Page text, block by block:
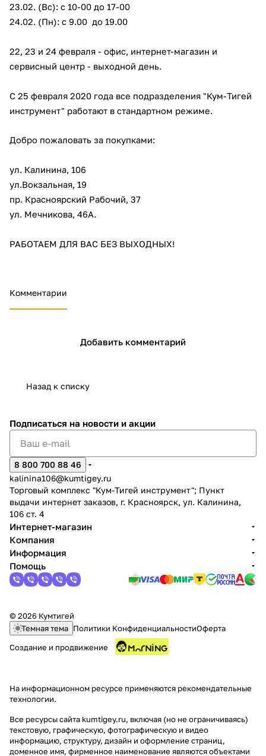
23.02. (Вс): с 10-00 до 17-00
24.02. (Пн): с 9.00 до 19.00
22, 23 и 24 февраля - офис, интернет-магазин и
сервисный центр - выходной день.
С 25 февраля 2020 года все подразделения "Кум-Тигей
инструмент" работают в стандартном режиме.
Добро пожаловать за покупками:
ул. Калинина, 106
ул.Вокзальная, 19
пр. Красноярский Рабочий, 37
ул. Мечникова, 46А.
РАБОТАЕМ ДЛЯ ВАС БЕЗ ВЫХОДНЫХ!
Комментарии
Добавить комментарий
Назад к списку
Подписаться на новости и акции
8 800 700 88 46
kalinina106@kumtigey.ru
Торговый комплекс "Кум-Тигей инструмент"; Пункт
выдачи интернет заказов, г. Красноярск, ул. Калинина,
106 ст. 4
Интернет-магазин
Компания
Информация
Помощь
© 2026 Кумтигей
Темная тема Политики КонфиденциальностиОферта
Создание и продвижение
На информационном ресурсе применяются рекомендательные
технологии.
Все ресурсы сайта kumtigey.ru, включая (но не ограничиваясь)
текстовую, графическую, фотографическую и видео
информацию, структуру, дизайн и оформление страниц,
доменное имя, фирменное наименование являются объектами
plait.ru